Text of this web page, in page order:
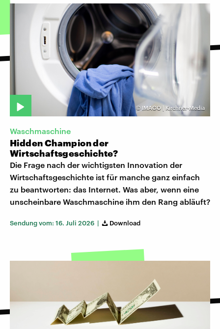
© IMAGO | Kirchner-Media
Waschmaschine
Hidden Champion der
Wirtschaftsgeschichte?
Die Frage nach der wichtigsten Innovation der
Wirtschaftsgeschichte ist für manche ganz einfach
zu beantworten: das Internet. Was aber, wenn eine
unscheinbare Waschmaschine ihm den Rang abläuft?
Sendung vom: 16. Juli 2026 | Download